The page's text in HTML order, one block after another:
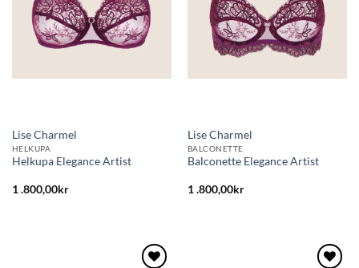
Lise Charmel
HELKUPA
Helkupa Elegance Artist
1 .800,00kr
Lise Charmel
BALCONETTE
Balconette Elegance Artist
1 .800,00kr